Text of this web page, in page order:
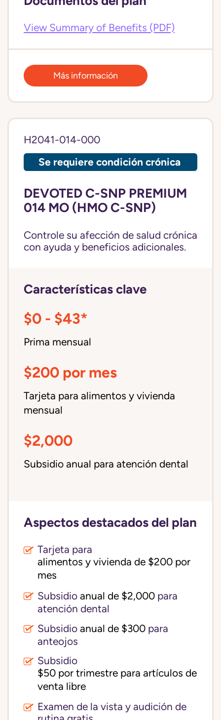
View Summary of Benefits (PDF)
Más información
H2041-014-000
Se requiere condición crónica
DEVOTED C-SNP PREMIUM
014 MO (HMO C-SNP)
Controle su afección de salud crónica
con ayuda y beneficios adicionales.
Características clave
$0 - $43*
Prima mensual
$200 por mes
Tarjeta para alimentos y vivienda
mensual
$2,000
Subsidio anual para atención dental
Aspectos destacados del plan
Tarjeta para
alimentos y vivienda de $200 por
mes
Subsidio anual de $2,000 para
atención dental
Subsidio anual de $300 para
anteojos
Subsidio
$50 por trimestre para artículos de
venta libre
Examen de la vista y audición de